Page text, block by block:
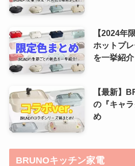
【2024年
ホットプ
を一挙紹介
【最新】
の『キャ
め
BRUNOキッチン家電